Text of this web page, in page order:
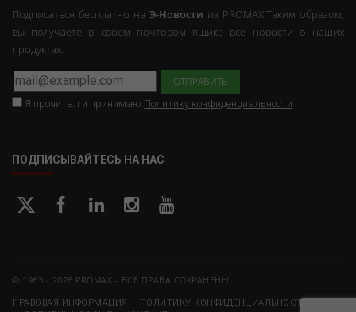
Подписаться бесплатно на Э-Новости из PROMAX.Таким образом,
вы получаете в своем почтовом ящике все новости о наших
продуктах.
Я прочитал и принимаю Политику конфиденциальности
ПОДПИСЫВАЙТЕСЬ НА НАС
© 1963 - 2026 PROMAX - ВСЕ ПРАВА СОХРАНЕНЫ
ПРАВОВАЯ ИНФОРМАЦИЯ
ПОЛИТИКУ КОНФИДЕНЦИАЛЬНОСТИ